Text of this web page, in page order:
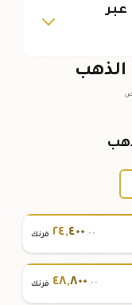
٢٤,٤٠٠ .٠٠ فرنك
٤٨,٨٠٠ .٠٠ فرنك